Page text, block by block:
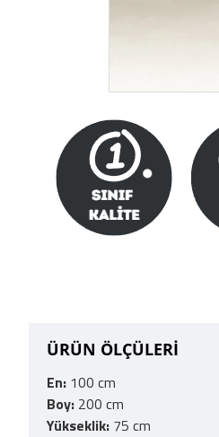
ÜRÜN ÖLÇÜLERİ
En: 100 cm
Boy: 200 cm
Yükseklik: 75 cm